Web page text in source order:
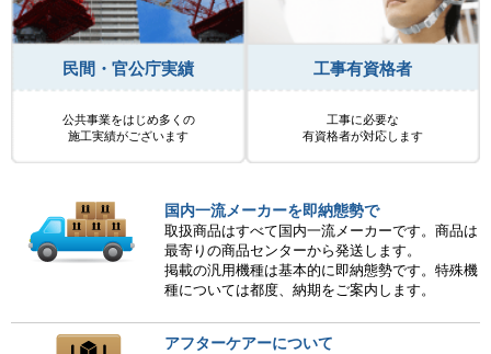
民間・官公庁実績
公共事業をはじめ多くの
施工実績がございます
工事有資格者
工事に必要な
有資格者が対応します
国内一流メーカーを即納態勢で
取扱商品はすべて国内一流メーカーです。商品は
最寄りの商品センターから発送します。
掲載の汎用機種は基本的に即納態勢です。特殊機
種については都度、納期をご案内します。
アフターケアーについて